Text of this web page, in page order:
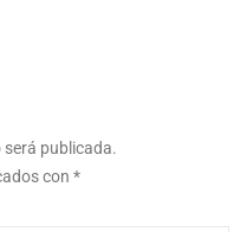
publicada.
con *